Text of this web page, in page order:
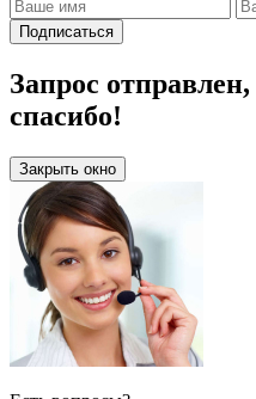
Подписаться
Запрос отправлен,
спасибо!
Закрыть окно